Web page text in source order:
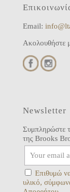
Email:
Ακολουθήστε
Newsletter
Συμπληρώστε
της Brooks
Επιθυμώ
υλικό,